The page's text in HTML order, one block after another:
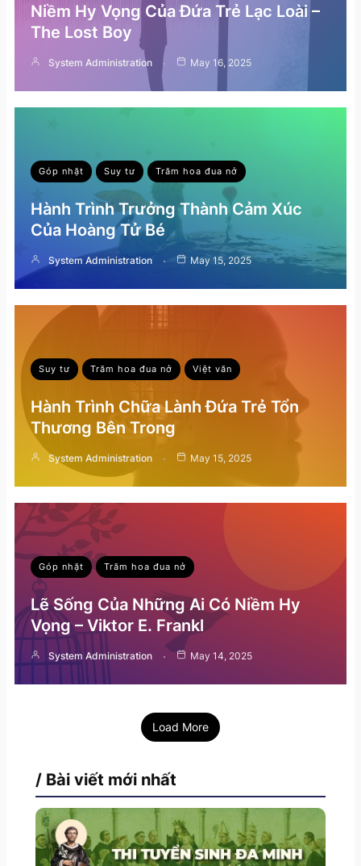
Niềm Hy Vọng Của Đứa Trẻ Lạc Loài –
The Lost Boy
System Administration May 16, 2025
Góp nhặt Suy tư Trăm hoa đua nở
Hành Trình Trưởng Thành Cảm Xúc
Của Hoàng Tử Bé
System Administration May 15, 2025
Suy tư Trăm hoa đua nở Việt văn
Hành Trình Chữa Lành Đứa Trẻ Tổn
Thương Bên Trong
System Administration May 15, 2025
Góp nhặt Trăm hoa đua nở
Lẽ Sống Của Những Ai Có Niềm Hy
Vọng – Viktor E. Frankl
System Administration May 14, 2025
Load More
/ Bài viết mới nhất